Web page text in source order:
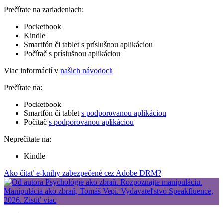
Prečítate na zariadeniach:
Pocketbook
Kindle
Smartfón či tablet s príslušnou aplikáciou
Počítač s príslušnou aplikáciou
Viac informácií v našich návodoch
Prečítate na:
Pocketbook
Smartfón či tablet s podporovanou aplikáciou
Počítač s podporovanou aplikáciou
Neprečítate na:
Kindle
Ako čítať e-knihy zabezpečené cez Adobe DRM?